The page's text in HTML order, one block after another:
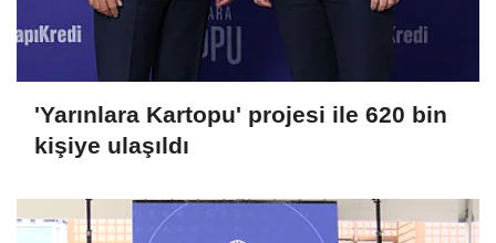
'Yarınlara Kartopu' projesi ile 620 bin
kişiye ulaşıldı